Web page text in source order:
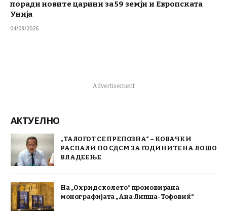
поради новите царини за 59 земји и Европската
Унија
04/08/2026
Advertisement
АКТУЕЛНО
„ТАЛОГОТ СЕ ПРЕПОЗНА“ – КОВАЧКИ
РАСПАЛИ ПО СДСМ ЗА ГОДИНИТЕ НА ЛОШО
ВЛАДЕЕЊЕ
На „Охридско лето“ промовирана
монографијата „Ана Липша-Тофовиќ“